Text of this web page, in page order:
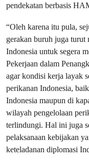
pendekatan berbasis
“Oleh karena itu pula,
gerakan buruh juga turut
Indonesia untuk segera
Pekerjaan dalam
agar kondisi kerja layak
perikanan Indonesia,
Indonesia maupun di
wilayah pengelolaan
terlindungi. Hal ini juga
pelaksanaan kebijakan
keteladanan diplomasi